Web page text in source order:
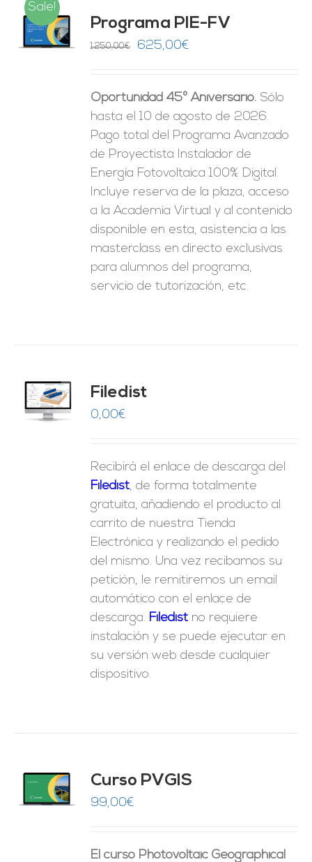
Sale!
Programa PIE-FV
1.250,00€
El
era:
1.250,00€.
625,00€
es:
625,00€.
Oportunidad 45º Aniversario. Sólo
hasta el 10 de agosto de 2026.
Pago total del Programa Avanzado
de Proyectista Instalador de
Energía Fotovoltaica 100% Digital.
Incluye reserva de la plaza, acceso
a la Academia Virtual y al contenido
disponible en esta, asistencia a las
masterclass en directo exclusivas
para alumnos del programa,
servicio de tutorización, etc.
Filedist
0,00€
Recibirá el enlace de descarga del
Filedist, de forma totalmente
gratuita, añadiendo el producto al
carrito de nuestra Tienda
Electrónica y realizando el pedido
del mismo. Una vez recibamos su
petición, le remitiremos un email
automático con el enlace de
descarga. Filedist no requiere
instalación y se puede ejecutar en
su versión web desde cualquier
dispositivo.
Curso PVGIS
99,00€
El curso Photovoltaic Geographical